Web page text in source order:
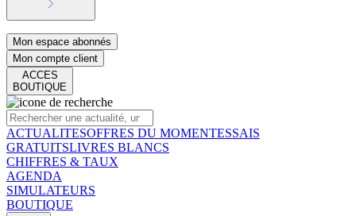
Mon espace abonnés
Mon compte client
ACCES
BOUTIQUE
ACTUALITESOFFRES DU MOMENTESSAIS
GRATUITSLIVRES BLANCS
CHIFFRES & TAUX
AGENDA
SIMULATEURS
BOUTIQUE